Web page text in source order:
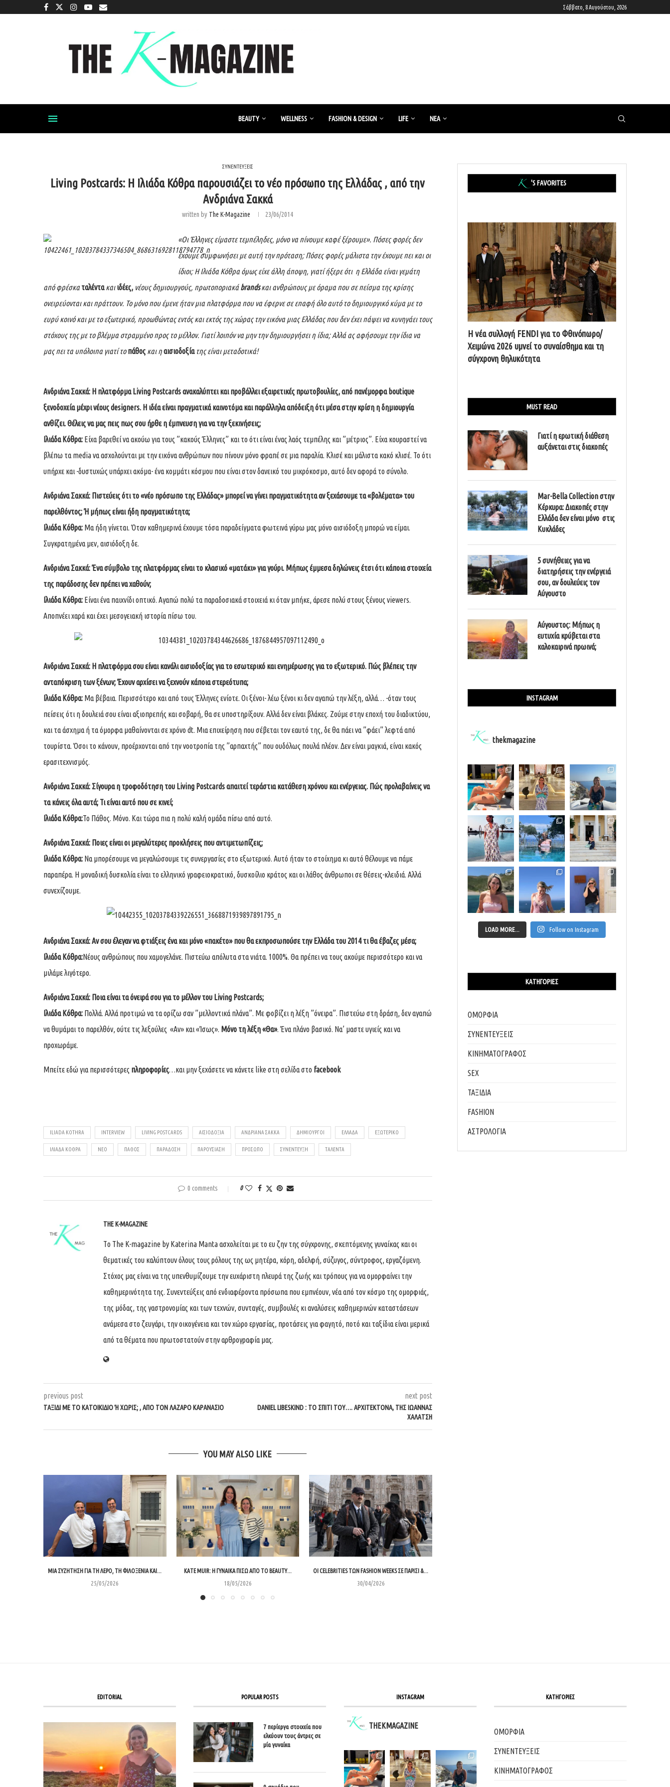
Σάββατο, 8 Αυγούστου, 2026
BEAUTY WELLNESS FASHION & DESIGN LIFE ΝΈΑ
ΣΥΝΕΝΤΕΥΞΕΙΣ
Living Postcards: Η Ιλιάδα Κόθρα παρουσιάζει το νέο πρόσωπο της Ελλάδας , από την
Ανδριάνα Σακκά
written by The K-Magazine 23/06/2014
«Οι Έλληνες είμαστε τεμπέληδες, μόνο να πίνουμε καφέ ξέρουμε». Πόσες φορές δεν
έχουμε συμφωνήσει με αυτή την πρόταση; Πόσες φορές μάλιστα την έχουμε πει και οι
ίδιοι; Η Ιλιάδα Κόθρα όμως είχε άλλη άποψη, γιατί ήξερε ότι η Ελλάδα είναι γεμάτη
από φρέσκαταλέντακαιιδέες, νέους δημιουργούς, πρωτοποριακάbrandsκαι ανθρώπους με όραμα που σε πείσμα της κρίσης
ονειρεύονται και πράττουν. Το μόνο που έμενε ήταν μια πλατφόρμα που να έφερνε σε επαφή όλο αυτό το δημιουργικό κύμα με το
ευρύ κοινό και με το εξωτερικό, προωθώντας εντός και εκτός της χώρας την εικόνα μιας Ελλάδας που δεν έχει πάψει να κυνηγάει τους
στόχους της με το βλέμμα στραμμένο προς το μέλλον. Γιατί λοιπόν να μην την δημιουργήσει η ίδια; Αλλά ας αφήσουμε την ίδια να
μας πει τα υπόλοιπα γιατί τοπάθος και ηαισιοδοξίατης είναι μεταδοτικά!
Ανδριάνα Σακκά: Η πλατφόρμαLiving Postcardsανακαλύπτει και προβάλλει εξαιρετικές πρωτοβουλίες, από πανέμορφα boutique
ξενοδοχεία μέχρι νέουςdesigners. Η ιδέα είναι πραγματικά καινοτόμα και παράλληλα απόδειξη ότι μέσα στην κρίση η δημιουργία
ανθίζει. Θέλεις να μας πεις πως σου ήρθε η έμπνευση για να την ξεκινήσεις;
Ιλιάδα Κόθρα: Είχα βαρεθεί να ακούω για τους ”κακούς Έλληνες” και το ότι είναι ένας λαός τεμπέλης και ”μέτριος”. Είχα κουραστεί να
βλέπω τα media να ασχολούνται με την εικόνα ανθρώπων που πίνουν μόνο φραπέ σε μια παραλία. Κλισέ και μάλιστα κακό κλισέ. Το ότι
υπήρχε και -δυστυχώς υπάρχει ακόμα- ένα κομμάτι κόσμου που είναι στον δανεικό του μικρόκοσμο, αυτό δεν αφορά το σύνολο.
Ανδριάνα Σακκά: Πιστεύεις ότι το «νέο πρόσωπο της Ελλάδας» μπορεί να γίνει πραγματικότητα αν ξεχάσουμε τα «βολέματα» του
παρελθόντος; Ή μήπως είναι ήδη πραγματικότητα;
Ιλιάδα Κόθρα: Μα ήδη γίνεται. Όταν καθημερινά έχουμε τόσα παραδείγματα φωτεινά γύρω μας μόνο αισιόδοξη μπορώ να είμαι.
Συγκρατημένα μεν, αισιόδοξη δε.
Ανδριάνα Σακκά:Ένα σύμβολο της πλατφόρμας είναι το κλασικό «ματάκι» για γούρι. Μήπως έμμεσα δηλώνεις έτσι ότι κάποια στοιχεία
της παράδοσης δεν πρέπει να χαθούν;
Ιλιάδα Κόθρα: Είναι ένα παιχνίδι οπτικό. Αγαπώ πολύ τα παραδοσιακά στοιχειά κι όταν μπήκε, άρεσε πολύ στους ξένους viewers.
Αποπνέει χαρά και έχει μεσογειακή ιστορία πίσω του.
Ανδριάνα Σακκά: Η πλατφόρμα σου είναι κανάλι αισιοδοξίας για το εσωτερικό και ενημέρωσης για το εξωτερικό. Πώς βλέπεις την
ανταπόκριση των ξένων; Έχουν αρχίσει να ξεχνούν κάποια στερεότυπα;
Ιλιάδα Κόθρα: Μα βέβαια. Περισσότερο και από τους Έλληνες ενίοτε. Οι ξένοι- λέω ξένοι κι δεν αγαπώ την λέξη, αλλά… -όταν τους
πείσεις ότι η δουλειά σου είναι αξιοπρεπής και σοβαρή, θα σε υποστηρίξουν. Αλλά δεν είναι βλάκες. Ζούμε στην εποχή του διαδικτύου,
και τα άσχημα ή τα όμορφα μαθαίνονται σε χρόνο dt. Μια επιχείρηση που σέβεται τον εαυτό της, δε θα πάει να ”φάει” λεφτά από
τουρίστα. Όσοι το κάνουν, προέρχονται από την νοοτροπία της ”αρπαχτής” που ουδόλως πουλά πλέον. Δεν είναι μαγκιά, είναι κακός
ερασιτεχνισμός.
Ανδριάνα Σακκά: Σίγουρα η τροφοδότηση του Living Postcards απαιτεί τεράστια κατάθεση χρόνου και ενέργειας. Πώς προλαβαίνεις να
τα κάνεις όλα αυτά; Τι είναι αυτό που σε κινεί;
Ιλιάδα Κόθρα:Το Πάθος. Μόνο. Και τώρα πια η πολύ καλή ομάδα πίσω από αυτό.
Ανδριάνα Σακκά: Ποιες είναι οι μεγαλύτερες προκλήσεις που αντιμετωπίζεις;
Ιλιάδα Κόθρα: Να μπορέσουμε να μεγαλώσουμε τις συνεργασίες στο εξωτερικό. Αυτό ήταν το στοίχημα κι αυτό θέλουμε να πάμε
παραπέρα. Η μοναδική δυσκολία είναι το ελληνικό γραφειοκρατικό, δυσκοίλιο κράτος και οι λάθος άνθρωποι σε θέσεις-κλειδιά. Αλλά
συνεχίζουμε.
Ανδριάνα Σακκά:Αν σου έλεγαν να φτιάξεις ένα και μόνο «πακέτο» που θα εκπροσωπούσε την Ελλάδα του 2014 τι θα έβαζες μέσα;
Ιλιάδα Κόθρα:Νέους ανθρώπους που χαμογελάνε. Πιστεύω απόλυτα στα νιάτα. 1000%. Θα πρέπει να τους ακούμε περισσότερο και να
μιλάμε λιγότερο.
Ανδριάνα Σακκά: Ποια είναι τα όνειρά σου για το μέλλον του Living Postcards;
Ιλιάδα Κόθρα: Πολλά. Αλλά προτιμώ να τα ορίζω σαν ”μελλοντικά πλάνα”. Με φοβίζει η λέξη ”όνειρα”. Πιστεύω στη δράση, δεν αγαπώ
να θυμάμαι το παρελθόν, ούτε τις λεξούλες «Αν» και «Ίσως». Μόνο τη λέξη «Θα». Ένα πλάνο βασικό. Να’ μαστε υγιείς και να
προχωράμε.
Μπείτεεδώ για περισσότερες πληροφορίες…και μην ξεχάσετε να κάνετε like στη σελίδα στο facebook
ILIADA KOTHRA INTERVIEW LIVING POSTCARDS ΑΙΣΙΟΔΟΞΊΑ ΑΝΔΡΙΆΝΑ ΣΑΚΚΆ ΔΗΜΙΟΥΡΓΟΊ ΕΛΛΆΔΑ ΕΞΩΤΕΡΙΚΌ
ΙΛΙΆΔΑ ΚΌΘΡΑ ΝΈΟ ΠΆΘΟΣ ΠΑΡΆΔΟΣΗ ΠΑΡΟΥΣΙΆΣΗ ΠΡΌΣΩΠΟ ΣΥΝΈΝΤΕΥΞΗ ΤΑΛΈΝΤΑ
0 comments 0
THE K-MAGAZINE
Tο The K-magazine by Katerina Manta ασχολείται με το ευ ζην της σύγχρονης, σκεπτόμενης γυναίκας και οι
θεματικές του καλύπτουν όλους τους ρόλους της ως μητέρα, κόρη, αδελφή, σύζυγος, σύντροφος, εργαζόμενη.
Στόχος μας είναι να της υπενθυμίζουμε την ευχάριστη πλευρά της ζωής και τρόπους για να ομορφαίνει την
καθημερινότητα της. Συνεντεύξεις από ενδιαφέροντα πρόσωπα που εμπνέουν, νέα από τον κόσμο της ομορφιάς,
της μόδας, της γαστρονομίας και των τεχνών, συνταγές, συμβουλές κι αναλύσεις καθημερινών καταστάσεων
ανάμεσα στο ζευγάρι, την οικογένεια και τον χώρο εργασίας, προτάσεις για φαγητό, ποτό και ταξίδια είναι μερικά
από τα θέματα που πρωτοστατούν στην αρθρογραφία μας.
previous post
ΤΑΞΊΔΙ ΜΕ ΤΟ ΚΑΤΟΙΚΊΔΙΟ Ή ΧΩΡΊΣ; , ΑΠΌ ΤΟΝ ΛΆΖΑΡΟ ΚΑΡΑΝΆΣΙΟ
next post
DANIEL LIBESKIND : ΤΟ ΣΠΊΤΙ ΤΟΥ…. ΑΡΧΙΤΈΚΤΟΝΑ, ΤΗΣ ΙΩΆΝΝΑΣ
ΧΑΛΆΤΣΗ
YOU MAY ALSO LIKE
ΜΊΑ ΣΥΖΉΤΗΣΗ ΓΙΑ ΤΗ ΛΈΡΟ, ΤΗ ΦΙΛΟΞΕΝΊΑ ΚΑΙ...
25/05/2026
KATE MUIR: Η ΓΥΝΑΊΚΑ ΠΊΣΩ ΑΠΌ ΤΟ BEAUTY...
18/05/2026
ΟΙ CELEBRITIES ΤΩΝ FASHION WEEKS ΣΕ ΠΑΡΊΣΙ &...
30/04/2026
'S FAVORITES
Η νέα συλλογή FENDI για το Φθινόπωρο/
Χειμώνα 2026 υμνεί το συναίσθημα και τη
σύγχρονη θηλυκότητα
MUST READ
Γιατί η ερωτική διάθεση
αυξάνεται στις διακοπές
Mar-Bella Collection στην
Κέρκυρα: Διακοπές στην
Ελλάδα δεν είναι μόνο στις
Κυκλάδες
5 συνήθειες για να
διατηρήσεις την ενέργειά
σου, αν δουλεύεις τον
Αύγουστο
Αύγουστος: Μήπως η
ευτυχία κρύβεται στα
καλοκαιρινά πρωινά;
INSTAGRAM
thekmagazine
LOAD MORE... Follow on Instagram
ΚΑΤΗΓΟΡΊΕΣ
ΟΜΟΡΦΙΑ
ΣΥΝΕΝΤΕΥΞΕΙΣ
ΚΙΝΗΜΑΤΟΓΡΑΦΟΣ
SEX
ΤΑΞΙΔΙΑ
FASHION
ΑΣΤΡΟΛΟΓΙΑ
EDITORIAL POPULAR POSTS
7 περίεργα στοιχεία που
ελκύουν τους άντρες σε
μία γυναίκα
INSTAGRAM
THEKMAGAZINE
ΚΑΤΗΓΟΡΙΕΣ
ΟΜΟΡΦΙΑ
ΣΥΝΕΝΤΕΥΞΕΙΣ
ΚΙΝΗΜΑΤΟΓΡΑΦΟΣ